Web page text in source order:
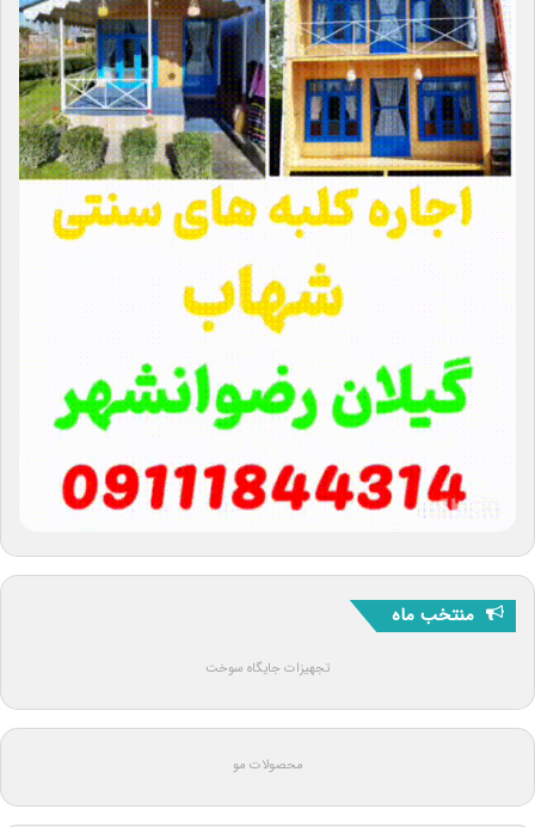
منتخب ماه
تجهیزات جایگاه سوخت
محصولات مو